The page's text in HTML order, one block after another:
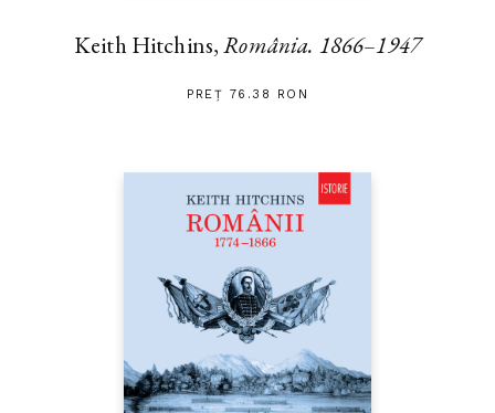
Keith Hitchins,România. 1866–1947
PREȚ 76.38 RON